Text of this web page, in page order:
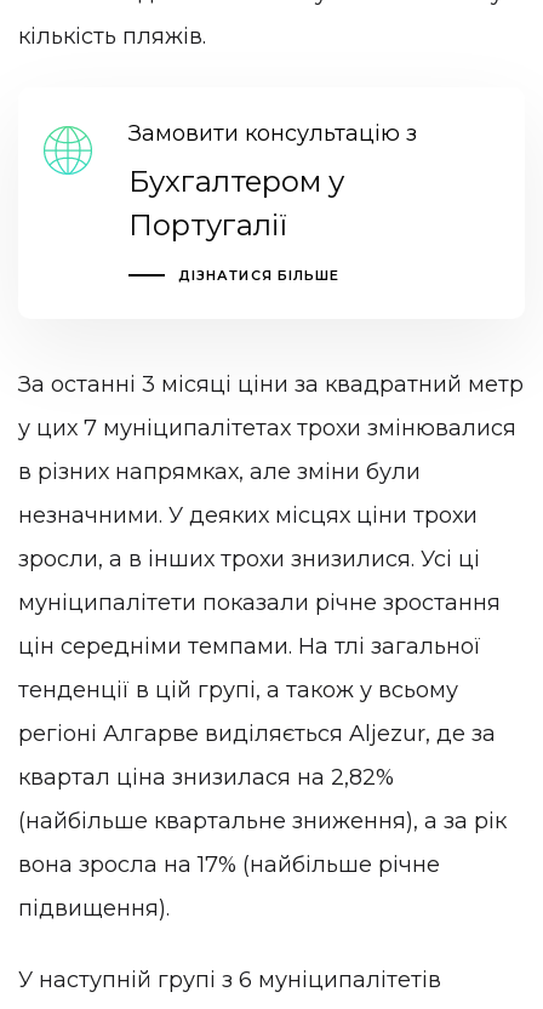
кількість пляжів.
Замовити консультацію з
Бухгалтером у
Португалії
ДІЗНАТИСЯ БІЛЬШЕ
За останні 3 місяці ціни за квадратний метр
у цих 7 муніципалітетах трохи змінювалися
в різних напрямках, але зміни були
незначними. У деяких місцях ціни трохи
зросли, а в інших трохи знизилися. Усі ці
муніципалітети показали річне зростання
цін середніми темпами. На тлі загальної
тенденції в цій групі, а також у всьому
регіоні Алгарве виділяється Aljezur, де за
квартал ціна знизилася на 2,82%
(найбільше квартальне зниження), а за рік
вона зросла на 17% (найбільше річне
підвищення).
У наступній групі з 6 муніципалітетів